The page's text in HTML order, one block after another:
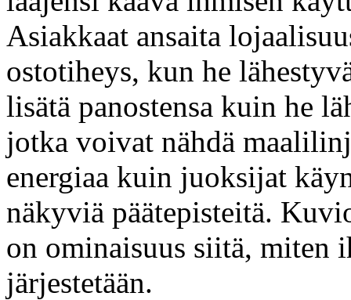
Asiakkaat ansaita
ostotiheys, kun he
lisätä panostensa kuin he
jotka voivat nähdä
energiaa kuin juoksijat
näkyviä päätepisteitä.
on ominaisuus siitä, miten
järjestetään.